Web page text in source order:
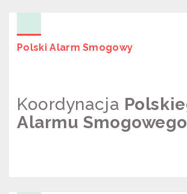
Polski Alarm Smogowy
Koordynacja
Alarmu Smogowego